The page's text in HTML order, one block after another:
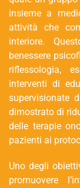
insieme a
attività che
interiore.
benessere
riflessologia,
interventi di
supervisionate
dimostrato di
delle terapie
pazienti ai
Uno degli
promuovere